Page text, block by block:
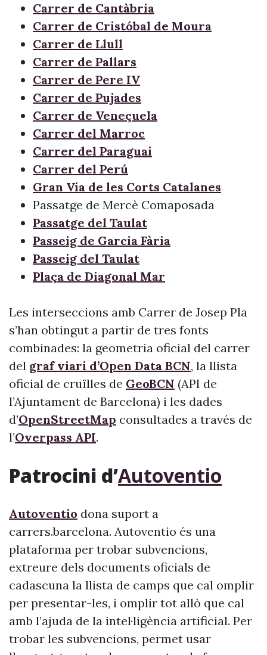
Carrer de Cantàbria
Carrer de Cristóbal de Moura
Carrer de Llull
Carrer de Pallars
Carrer de Pere IV
Carrer de Pujades
Carrer de Veneçuela
Carrer del Marroc
Carrer del Paraguai
Carrer del Perú
Gran Via de les Corts Catalanes
Passatge de Mercè Comaposada
Passatge del Taulat
Passeig de Garcia Fària
Passeig del Taulat
Plaça de Diagonal Mar
Les interseccions amb Carrer de Josep Pla
s’han obtingut a partir de tres fonts
combinades: la geometria oficial del carrer
del graf viari d’Open Data BCN, la llista
oficial de cruïlles de GeoBCN (API de
l’Ajuntament de Barcelona) i les dades
d’OpenStreetMap consultades a través de
l’Overpass API.
Patrocini d’Autoventio
Autoventio dona suport a
carrers.barcelona. Autoventio és una
plataforma per trobar subvencions,
extreure dels documents oficials de
cadascuna la llista de camps que cal omplir
per presentar-les, i omplir tot allò que cal
amb l’ajuda de la intel·ligència artificial. Per
trobar les subvencions, permet usar